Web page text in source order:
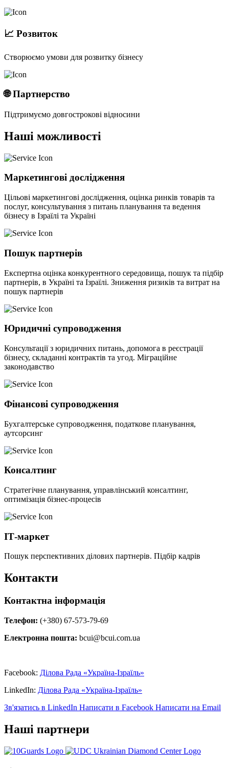
📈 Розвиток
Створюємо умови для розвитку бізнесу
🌐 Партнерство
Підтримуємо довгострокові відносини
Наші можливості
Маркетингові дослідження
Цільові маркетингові дослідження, оцінка ринків товарів та
послуг, консультування з питань планування та ведення
бізнесу в Ізраїлі та Україні
Пошук партнерів
Експертна оцінка конкурентного середовища, пошук та підбір
партнерів, в Україні та Ізраїлі. Зниження ризиків та витрат на
пошук партнерів
Юридичні супроводження
Консультації з юридичних питань, допомога в реєстрації
бізнесу, складанні контрактів та угод. Міграційне
законодавство
Фінансові супроводження
Бухгалтерське супроводження, податкове планування,
аутсорсинг
Консалтинг
Стратегічне планування, управлінський консалтинг,
оптимізація бізнес-процесів
ІТ-маркет
Пошук перспективних ділових партнерів. Підбір кадрів
Контакти
Контактна інформація
Телефон: (+380) 67-573-79-69
Електронна пошта: bcui@bcui.com.ua
Facebook: Ділова Рада «Україна-Ізраїль»
LinkedIn: Ділова Рада «Україна-Ізраїль»
Зв'язатись в LinkedIn Написати в Facebook Написати на Email
Наші партнери